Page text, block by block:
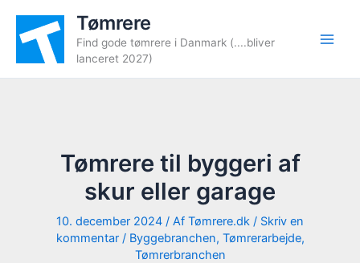
indholdet
Tømrere
Find gode tømrere i Danmark (....bliver
lanceret 2027)
Tømrere til byggeri af
skur eller garage
10. december 2024 / Af Tømrere.dk / Skriv en
kommentar / Byggebranchen, Tømrerarbejde,
Tømrerbranchen